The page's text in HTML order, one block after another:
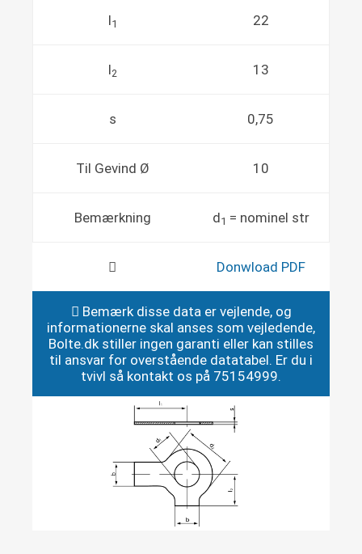
l1 22
l2 13
s 0,75
Til Gevind Ø 10
Bemærkning d1 = nominel str
Donwload PDF
Bemærk disse data er vejlende, og
informationerne skal anses som vejledende,
Bolte.dk stiller ingen garanti eller kan stilles
til ansvar for overstående datatabel. Er du i
tvivl så kontakt os på 75154999.